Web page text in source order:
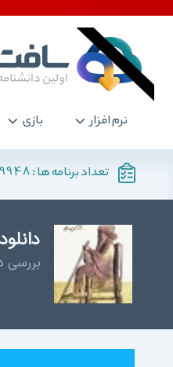
نرم افزار بازی
تعداد برنامه ها :9948
بررسی